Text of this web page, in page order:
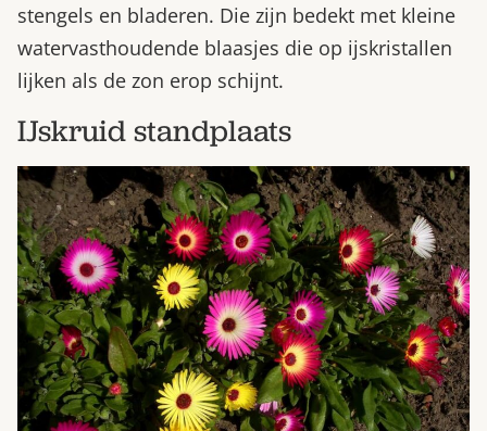
stengels en bladeren. Die zijn bedekt met kleine
watervasthoudende blaasjes die op ijskristallen
lijken als de zon erop schijnt.
IJskruid standplaats